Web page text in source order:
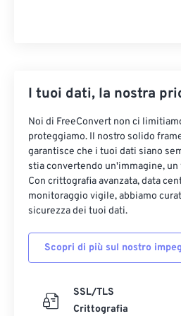
I tuoi dati, la nostra
Noi di FreeConvert non ci
proteggiamo. Il nostro solido
garantisce che i tuoi dati siano
stia convertendo un'immagine,
Con crittografia avanzata, data
monitoraggio vigile, abbiamo
sicurezza dei tuoi dati.
Scopri di più sul nostro
SSL/TLS
Crittografia